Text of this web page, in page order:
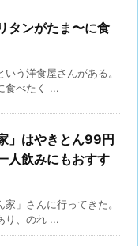
タンがたま〜に食
う洋食屋さんがある。
食べたく ...
」はやきとん99円
人飲みにもおすす
」さんに行ってきた。
り、のれ ...